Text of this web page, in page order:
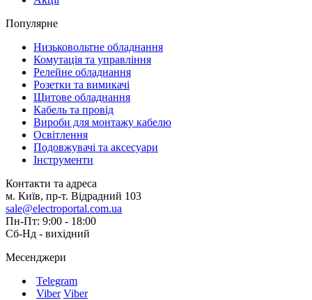
Популярне
Низьковольтне обладнання
Комутація та управління
Релейне обладнання
Розетки та вимикачі
Щитове обладнання
Кабель та провід
Вироби для монтажу кабелю
Освітлення
Подовжувачі та аксесуари
Інструменти
Контакти та адреса
м. Київ, пр-т. Відрадний 103
sale@electroportal.com.ua
Пн-Пт: 9:00 - 18:00
Сб-Нд - вихідний
Месенджери
Telegram
Viber Viber